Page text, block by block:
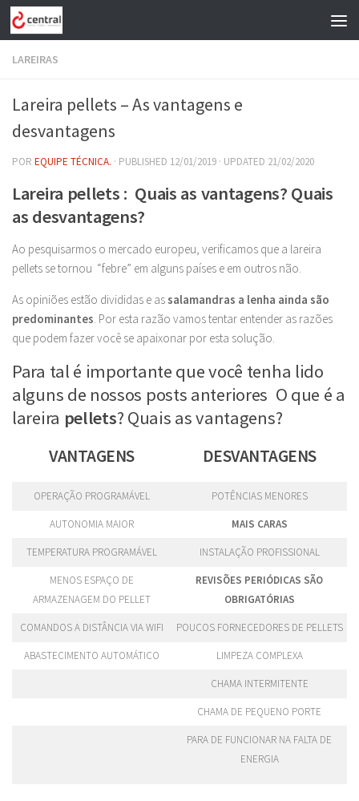
Skip to content
LAREIRAS
Lareira pellets – As vantagens e
desvantagens
POR EQUIPE TÉCNICA. · PUBLISHED 12/01/2019 · UPDATED 21/02/2020
Lareira pellets : Quais as vantagens? Quais
as desvantagens?
Ao pesquisarmos o mercado europeu, verificamos que a lareira
pellets se tornou “febre” em alguns países e em outros não.
As opiniões estão divididas e assalamandras a lenha ainda são
predominantes. Por esta razão vamos tentar entender as razões
que podem fazer você se apaixonar por esta solução.
Para tal é importante que você tenha lido
alguns de nossos posts anteriores O que é a
lareira pellets? Quais as vantagens?
VANTAGENS DESVANTAGENS
OPERAÇÃO PROGRAMÁVEL POTÊNCIAS MENORES
AUTONOMIA MAIOR MAIS CARAS
TEMPERATURA PROGRAMÁVEL INSTALAÇÃO PROFISSIONAL
MENOS ESPAÇO DE
ARMAZENAGEM DO PELLET
REVISÕES PERIÓDICAS SÃO
OBRIGATÓRIAS
COMANDOS A DISTÂNCIA VIA WIFI POUCOS FORNECEDORES DE PELLETS
ABASTECIMENTO AUTOMÁTICO LIMPEZA COMPLEXA
CHAMA INTERMITENTE
CHAMA DE PEQUENO PORTE
PARA DE FUNCIONAR NA FALTA DE
ENERGIA